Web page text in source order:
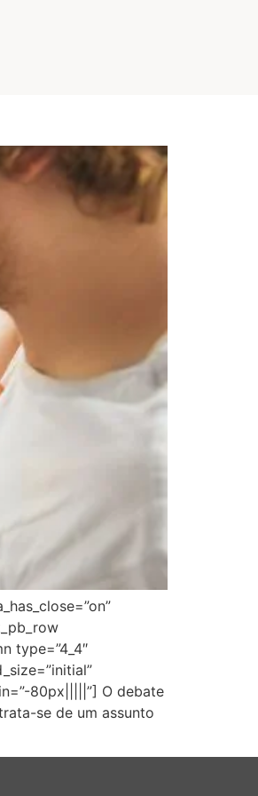
type=”4_4″
80px|||||”] O debate
se de um assunto